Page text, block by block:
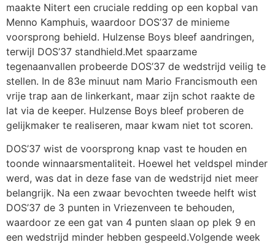
maakte Nitert een cruciale redding op een kopbal van
Menno Kamphuis, waardoor DOS’37 de minieme
voorsprong behield. Hulzense Boys bleef aandringen,
terwijl DOS’37 standhield.Met spaarzame
tegenaanvallen probeerde DOS’37 de wedstrijd veilig te
stellen. In de 83e minuut nam Mario Francismouth een
vrije trap aan de linkerkant, maar zijn schot raakte de
lat via de keeper. Hulzense Boys bleef proberen de
gelijkmaker te realiseren, maar kwam niet tot scoren.
DOS’37 wist de voorsprong knap vast te houden en
toonde winnaarsmentaliteit. Hoewel het veldspel minder
werd, was dat in deze fase van de wedstrijd niet meer
belangrijk. Na een zwaar bevochten tweede helft wist
DOS’37 de 3 punten in Vriezenveen te behouden,
waardoor ze een gat van 4 punten slaan op plek 9 en
een wedstrijd minder hebben gespeeld.Volgende week